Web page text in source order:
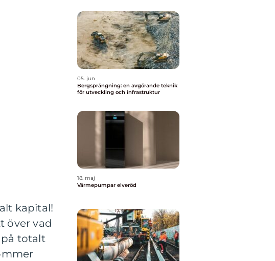
kapital!
över vad
totalt
05. jun
Bergsprängning: en avgörande teknik
för utveckling och infrastruktur
18. maj
Värmepumpar elveröd